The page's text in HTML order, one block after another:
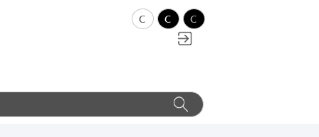
c c c